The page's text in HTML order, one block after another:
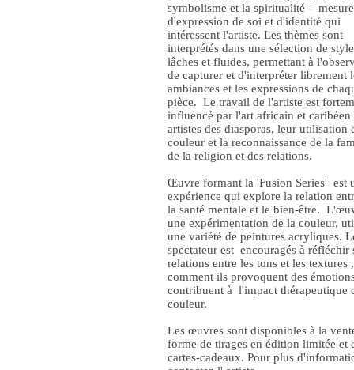
symbolisme et la spiritualité -
d'expression de soi et d'identité qui
intéressent l'artiste. Les thèmes sont
interprétés dans une sélection de
lâches et fluides, permettant à
de capturer et d'interpréter librement
ambiances et les expressions de
pièce. Le travail de l'artiste est
influencé par l'art africain et caribéen
artistes des diasporas, leur utilisation
couleur et la reconnaissance de la
de la religion et des relations.
Œuvre formant la 'Fusion Series' est
expérience qui explore la relation
la santé mentale et le bien-être.
une expérimentation de la couleur,
une variété de peintures acryliques.
spectateur est encouragés à réfléchir
relations entre les tons et les textures ,
comment ils provoquent des
contribuent à l'impact thérapeutique
couleur.
Les œuvres sont disponibles à la
forme de tirages en édition limitée et
cartes-cadeaux. Pour plus